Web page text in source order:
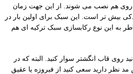
روی هم نصب می شوند. از این جهت زمان
بیش تر است. این سبک برای اولین بار در
به این نوع رکابسازی سبک ترکیه ای هم
روی قاب انگشتر سوار کنید. البته که در
نظر دارید سعی کنید از فیروزه یا عقیق